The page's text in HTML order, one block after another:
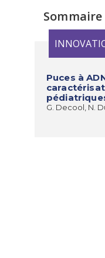
Sommaire
Puces à
G. Decool, N.